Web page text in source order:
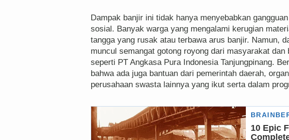
Dampak banjir ini tidak hanya menyebabkan
sosial. Banyak warga yang mengalami kerugian
tangga yang rusak atau terbawa arus banjir. Namun,
muncul semangat gotong royong dari masyarakat dan
seperti PT Angkasa Pura Indonesia Tanjungpinang.
bahwa ada juga bantuan dari pemerintah daerah,
perusahaan swasta lainnya yang ikut serta dalam